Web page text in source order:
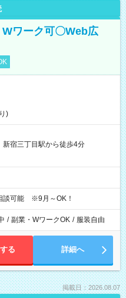
Wワーク可〇Web広
)
新宿三丁目駅から徒歩4分
可能 ※9月～OK！
/ 副業・WワークOK / 服装自由
る 詳細へ
掲載日：2026.08.07